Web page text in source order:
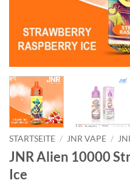
STARTSEITE / JNR VAPE /
JNR Alien 10000
Ice